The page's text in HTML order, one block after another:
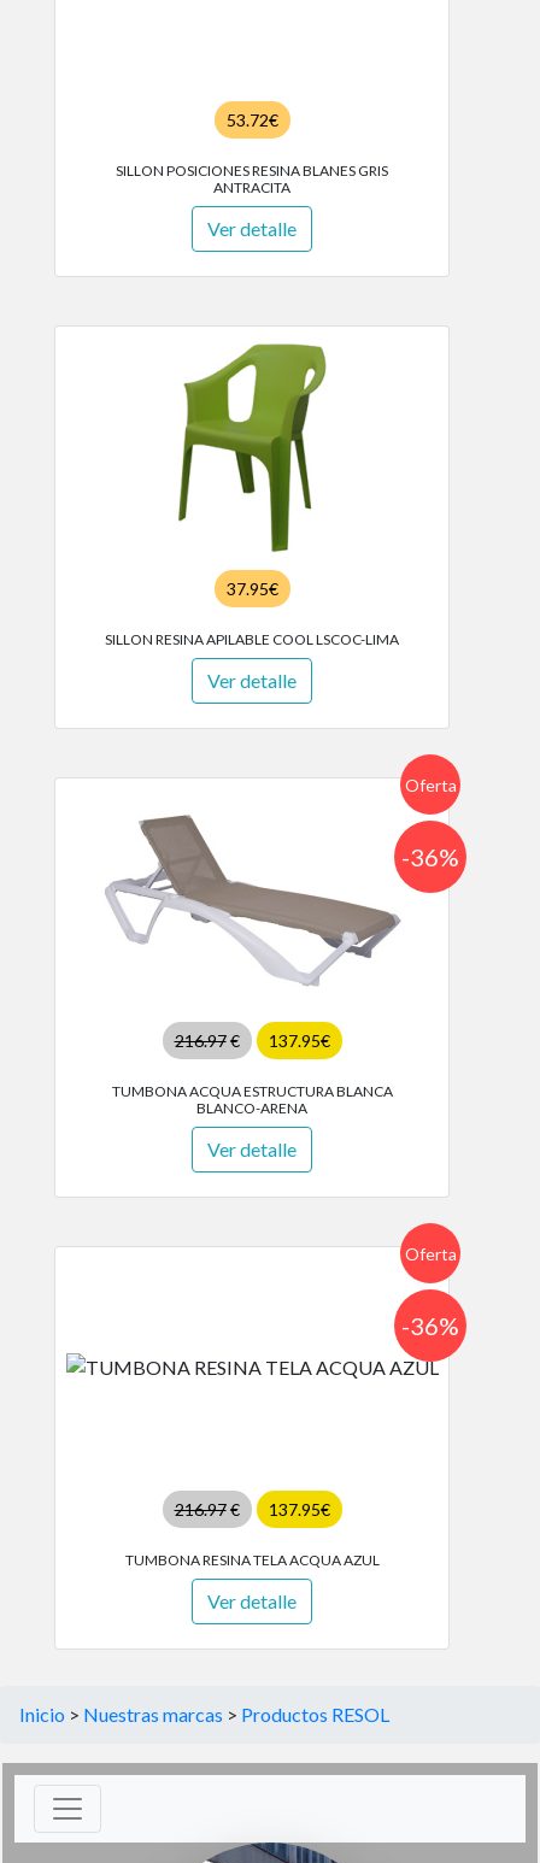
53.72€
SILLON POSICIONES RESINA BLANES GRIS
ANTRACITA
Ver detalle
37.95€
SILLON RESINA APILABLE COOL LSCOC-LIMA
Ver detalle
Oferta
216.97€ 137.95€
-36%
TUMBONA ACQUA ESTRUCTURA BLANCA
BLANCO-ARENA
Ver detalle
Oferta
216.97€ 137.95€
-36%
TUMBONA RESINA TELA ACQUA AZUL
Ver detalle
Inicio > Nuestras marcas > Productos RESOL